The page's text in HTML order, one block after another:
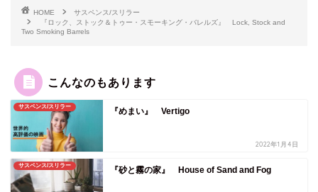
HOME
サスペンス/スリラー
『ロック、ストック＆トゥー・スモーキング・バレルズ』 Lock, Stock and
Two Smoking Barrels
こんなのもあります
サスペンス/スリラー 『めまい』 Vertigo
2022年1月4日
サスペンス/スリラー 『砂と霧の家』 House of Sand and Fog